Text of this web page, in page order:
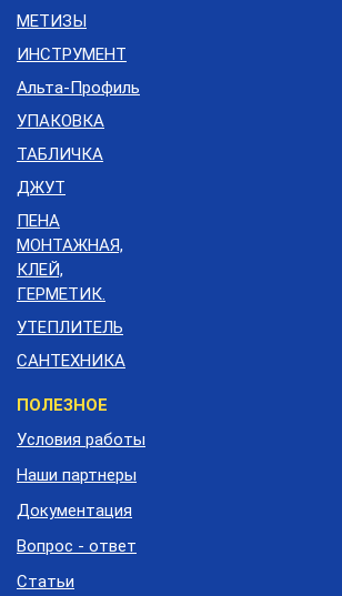
МЕТИЗЫ
ИНСТРУМЕНТ
Альта-Профиль
УПАКОВКА
ТАБЛИЧКА
ДЖУТ
ПЕНА
МОНТАЖНАЯ,
КЛЕЙ,
ГЕРМЕТИК.
УТЕПЛИТЕЛЬ
САНТЕХНИКА
Меню
подвала
ПОЛЕЗНОЕ
Условия работы
Наши партнеры
Документация
Вопрос - ответ
Статьи